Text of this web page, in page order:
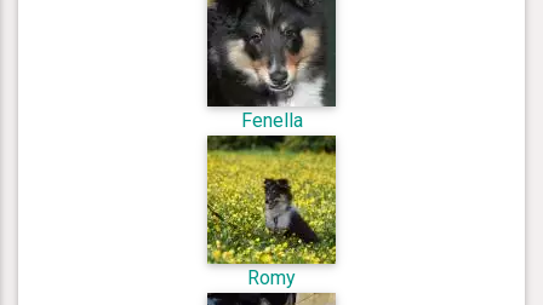
Fenella
Romy